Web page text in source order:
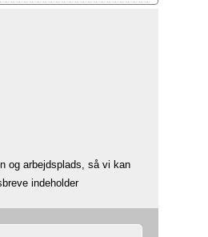
og arbejdsplads, så vi kan
indeholder